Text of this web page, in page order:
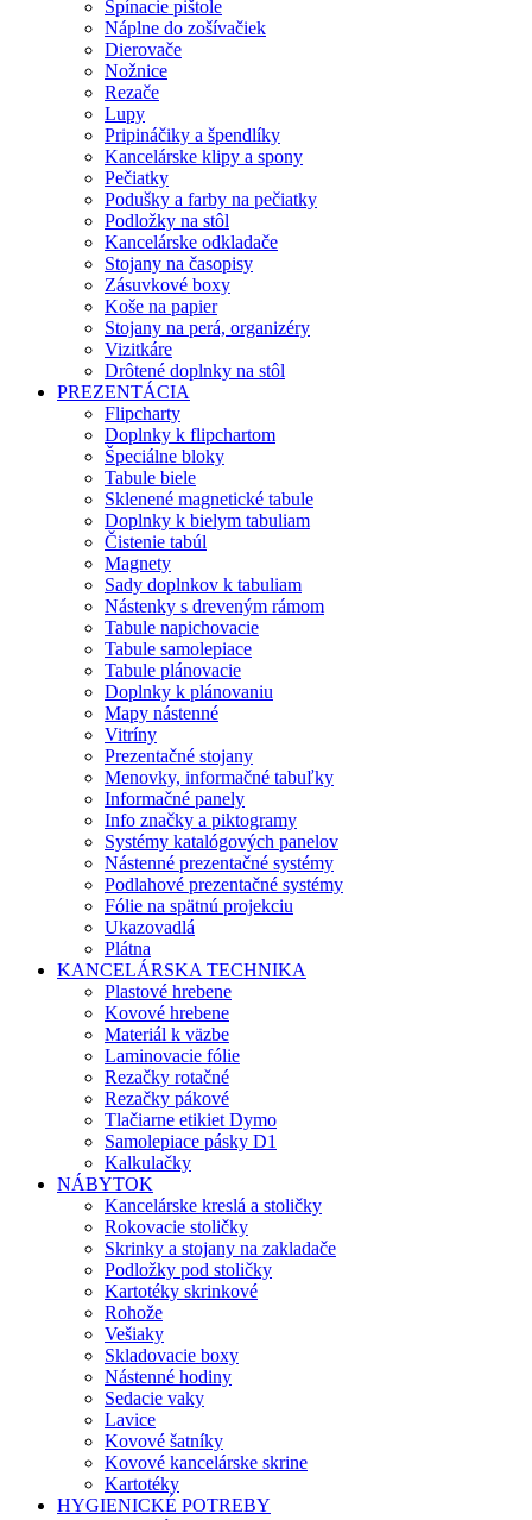
Spínacie pištole
Náplne do zošívačiek
Dierovače
Nožnice
Rezače
Lupy
Pripináčiky a špendlíky
Kancelárske klipy a spony
Pečiatky
Podušky a farby na pečiatky
Podložky na stôl
Kancelárske odkladače
Stojany na časopisy
Zásuvkové boxy
Koše na papier
Stojany na perá, organizéry
Vizitkáre
Drôtené doplnky na stôl
PREZENTÁCIA
Flipcharty
Doplnky k flipchartom
Špeciálne bloky
Tabule biele
Sklenené magnetické tabule
Doplnky k bielym tabuliam
Čistenie tabúl
Magnety
Sady doplnkov k tabuliam
Nástenky s dreveným rámom
Tabule napichovacie
Tabule samolepiace
Tabule plánovacie
Doplnky k plánovaniu
Mapy nástenné
Vitríny
Prezentačné stojany
Menovky, informačné tabuľky
Informačné panely
Info značky a piktogramy
Systémy katalógových panelov
Nástenné prezentačné systémy
Podlahové prezentačné systémy
Fólie na spätnú projekciu
Ukazovadlá
Plátna
KANCELÁRSKA TECHNIKA
Plastové hrebene
Kovové hrebene
Materiál k väzbe
Laminovacie fólie
Rezačky rotačné
Rezačky pákové
Tlačiarne etikiet Dymo
Samolepiace pásky D1
Kalkulačky
NÁBYTOK
Kancelárske kreslá a stoličky
Rokovacie stoličky
Skrinky a stojany na zakladače
Podložky pod stoličky
Kartotéky skrinkové
Rohože
Vešiaky
Skladovacie boxy
Nástenné hodiny
Sedacie vaky
Lavice
Kovové šatníky
Kovové kancelárske skrine
Kartotéky
HYGIENICKÉ POTREBY